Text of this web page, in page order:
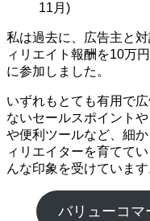
11月)
私は過去に、広告主と
ィリエイト報酬を10万
に参加しました。
いずれもとても有用で
ないセールスポイント
や便利ツールなど、細
ィリエイターを育てて
んな印象を受けています
バリューコマ